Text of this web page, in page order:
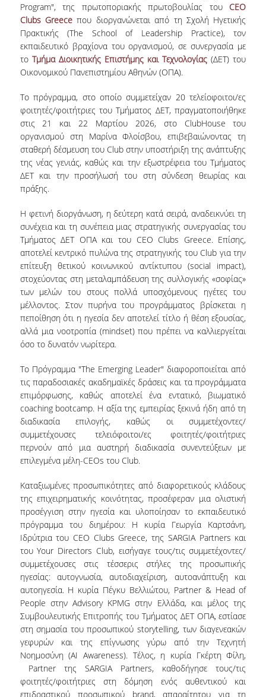
INTERNSHIP AND THESIS
TEACHING AND EXAMS
POSTGRADUATE STUDIES
POSTGRADUATE PROGRAMS
THE DOCTORAL PROGRAM
CURRENT PHD HOLDERS
PHD CANDIDATES
ERASMUS+ PROGRAMME
COURSES OFFERED BY THE
DEPARTMENT
DOCUMENTS - USEFUL LINKS
QUALITY ASSURANCE
ACCREDITATION
EXTERNAL EVALUATION
QUALITY ASSURANCE UNIT
RESEARCH
RESEARCH ACTIVITIES
RESEARCH LABORATORIES
PUBLICATIONS
SCIENTIFIC CONFERENCES
ALUMNI
GRADUATES OF THE DEPARTMENT
JOB LISTINGS
GRADUATE PROSPECTS
Program", της πρωτοποριακής πρωτοβουλίας του CEO
Clubs Greece που διοργανώνεται από τη Σχολή Ηγετικής
Πρακτικής (The School of Leadership Practice), τον
εκπαιδευτικό βραχίονα του οργανισμού, σε συνεργασία με
το Τμήμα Διοικητικής Επιστήμης και Τεχνολογίας (ΔΕT) του
Οικονομικού Πανεπιστημίου Αθηνών (ΟΠΑ).
Το πρόγραμμα, στο οποίο συμμετείχαν 20 τελείοφοιτοι/ες
φοιτητές/φοιτήτριες του Τμήματος ΔΕΤ, πραγματοποιήθηκε
στις 21 και 22 Μαρτίου 2026, στο ClubHouse του
οργανισμού στη Μαρίνα Φλοίσβου, επιβεβαιώνοντας τη
σταθερή δέσμευση του Club στην υποστήριξη της ανάπτυξης
της νέας γενιάς, καθώς και την εξωστρέφεια του Τμήματος
ΔΕΤ και την προσήλωσή του στη σύνδεση θεωρίας και
πράξης.
Η φετινή διοργάνωση, η δεύτερη κατά σειρά, αναδεικνύει τη
συνέχεια και τη συνέπεια μιας στρατηγικής συνεργασίας του
Τμήματος ΔΕΤ ΟΠΑ και του CEO Clubs Greece. Επίσης,
αποτελεί κεντρικό πυλώνα της στρατηγικής του Club για την
επίτευξη θετικού κοινωνικού αντίκτυπου (social impact),
στοχεύοντας στη μεταλαμπάδευση της συλλογικής «σοφίας»
των μελών του στους πολλά υποσχόμενους ηγέτες του
μέλλοντος. Στον πυρήνα του προγράμματος βρίσκεται η
πεποίθηση ότι η ηγεσία δεν αποτελεί τίτλο ή θέση εξουσίας,
αλλά μια νοοτροπία (mindset) που πρέπει να καλλιεργείται
όσο το δυνατόν νωρίτερα.
Το Πρόγραμμα "The Emerging Leader" διαφοροποιείται από
τις παραδοσιακές ακαδημαϊκές δράσεις και τα προγράμματα
επιμόρφωσης, καθώς αποτελεί ένα εντατικό, βιωματικό
coaching bootcamp. Η αξία της εμπειρίας ξεκινά ήδη από τη
διαδικασία επιλογής, καθώς οι συμμετέχοντες/
συμμετέχουσες τελειόφοιτοι/ες φοιτητές/φοιτήτριες
περνούν από μια αυστηρή διαδικασία συνεντεύξεων με
επιλεγμένα μέλη-CEOs του Club.
Καταξιωμένες προσωπικότητες από διαφορετικούς κλάδους
της επιχειρηματικής κοινότητας, προσέφεραν μια ολιστική
προσέγγιση στην ηγεσία και υλοποίησαν το εκπαιδευτικό
πρόγραμμα του διημέρου: Η κυρία Γεωργία Καρτσάνη,
Ιδρύτρια του CEO Clubs Greece, της SARGIA Partners και
του Your Directors Club, εισήγαγε τους/τις συμμετέχοντες/
συμμετέχουσες στις τέσσερις στήλες της προσωπικής
ηγεσίας: αυτογνωσία, αυτοδιαχείριση, αυτοανάπτυξη και
αυτοηγεσία. Η κυρία Πέγκυ Βελλιώτου, Partner & Head of
People στην Advisory KPMG στην Ελλάδα, και μέλος της
Συμβουλευτικής Επιτροπής του Τμήματος ΔΕΤ ΟΠΑ, εστίασε
στη σημασία του προσωπικού storytelling, των διαγενεακών
γεφυρών και της επίγνωσης γύρω από την Τεχνητή
Νοημοσύνη (AI Awareness). Τέλος, η κυρία Γκέρτη Φίλη,
Partner της SARGIA Partners, καθοδήγησε τους/τις
φοιτητές/φοιτήτριες στη δόμηση ενός αυθεντικού και
επιδραστικού προσωπικού brand, απαραίτητου για τη